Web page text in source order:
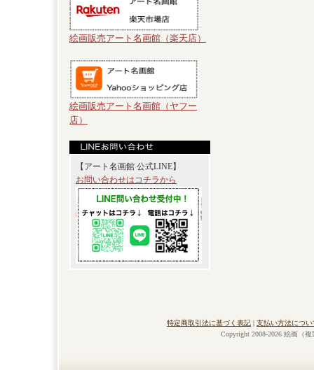
絵画販売アート名画館（楽天店）
絵画販売アート名画館（ヤフー
店）
【アート名画館 公式LINE】
お問い合わせはコチラから
特定商取引法に基づく表記 | 支払い方法につい
Copyright 2008-2026 絵画（